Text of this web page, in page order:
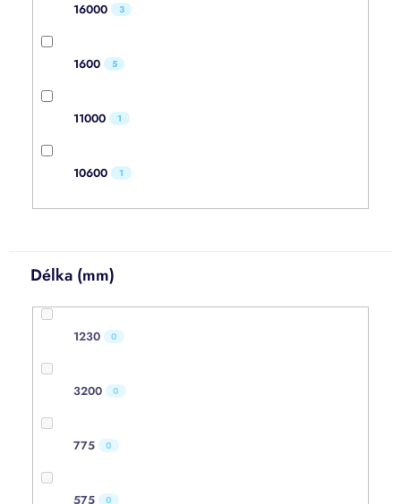
16000 3
1600 5
11000 1
10600 1
Délka (mm)
1230 0
3200 0
775 0
575 0